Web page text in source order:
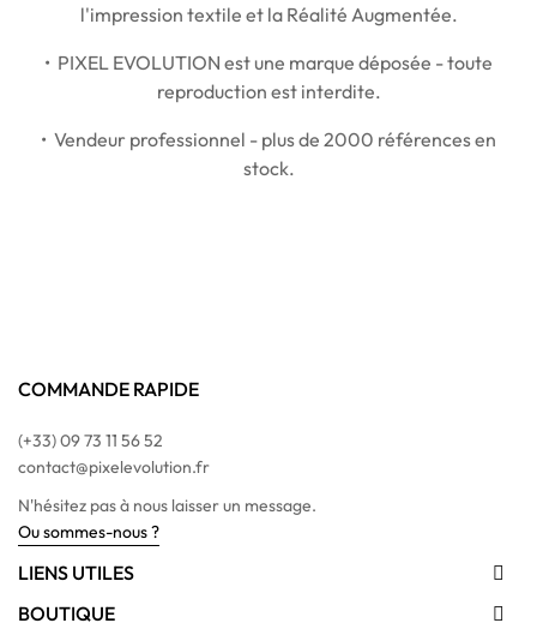
l'impression textile et la Réalité Augmentée.
• PIXEL EVOLUTION est une marque déposée - toute
reproduction est interdite.
• Vendeur professionnel - plus de 2000 références en
stock.
COMMANDE RAPIDE
(+33) 09 73 11 56 52
contact@pixelevolution.fr
N'hésitez pas à nous laisser un message.
Ou sommes-nous ?
LIENS UTILES 
BOUTIQUE 